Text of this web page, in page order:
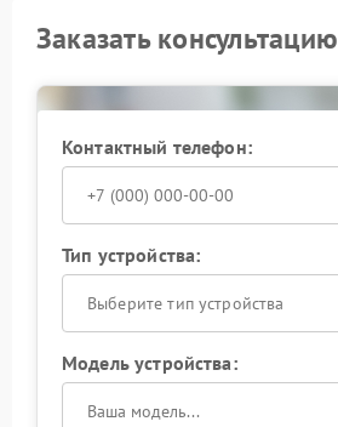
Заказать консультацию
Контактный телефон:
Тип устройства:
Выберите тип устройства
Модель устройства: